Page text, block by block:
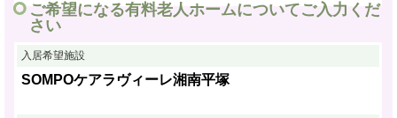
ご希望になる有料老人ホームについてご入力くだ
さい
入居希望施設
SOMPOケアラヴィーレ湘南平塚